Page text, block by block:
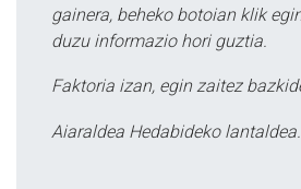
gainera, beheko botoian klik
duzu informazio hori guztia.
Faktoria izan, egin zaitez
Aiaraldea Hedabideko lantaldea.